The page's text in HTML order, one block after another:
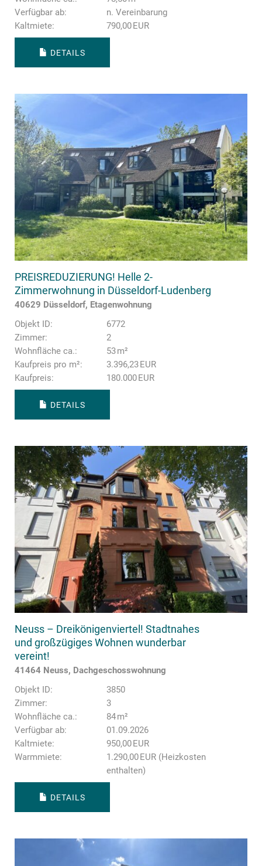
Verfügbar ab:
n. Vereinbarung
Kaltmiete:
790,00 EUR
DETAILS
PREISREDUZIERUNG! Helle 2-
Zimmerwohnung in Düsseldorf-Ludenberg
40629 Düsseldorf, Etagenwohnung
Objekt ID:
6772
Zimmer:
2
Wohnfläche ca.:
53 m²
Kaufpreis pro m²:
3.396,23 EUR
Kaufpreis:
180.000 EUR
DETAILS
Neuss – Dreikönigenviertel! Stadtnahes
und großzügiges Wohnen wunderbar
vereint!
41464 Neuss, Dachgeschosswohnung
Objekt ID:
3850
Zimmer:
3
Wohnfläche ca.:
84 m²
Verfügbar ab:
01.09.2026
Kaltmiete:
950,00 EUR
Warmmiete:
1.290,00 EUR (Heizkosten
enthalten)
DETAILS